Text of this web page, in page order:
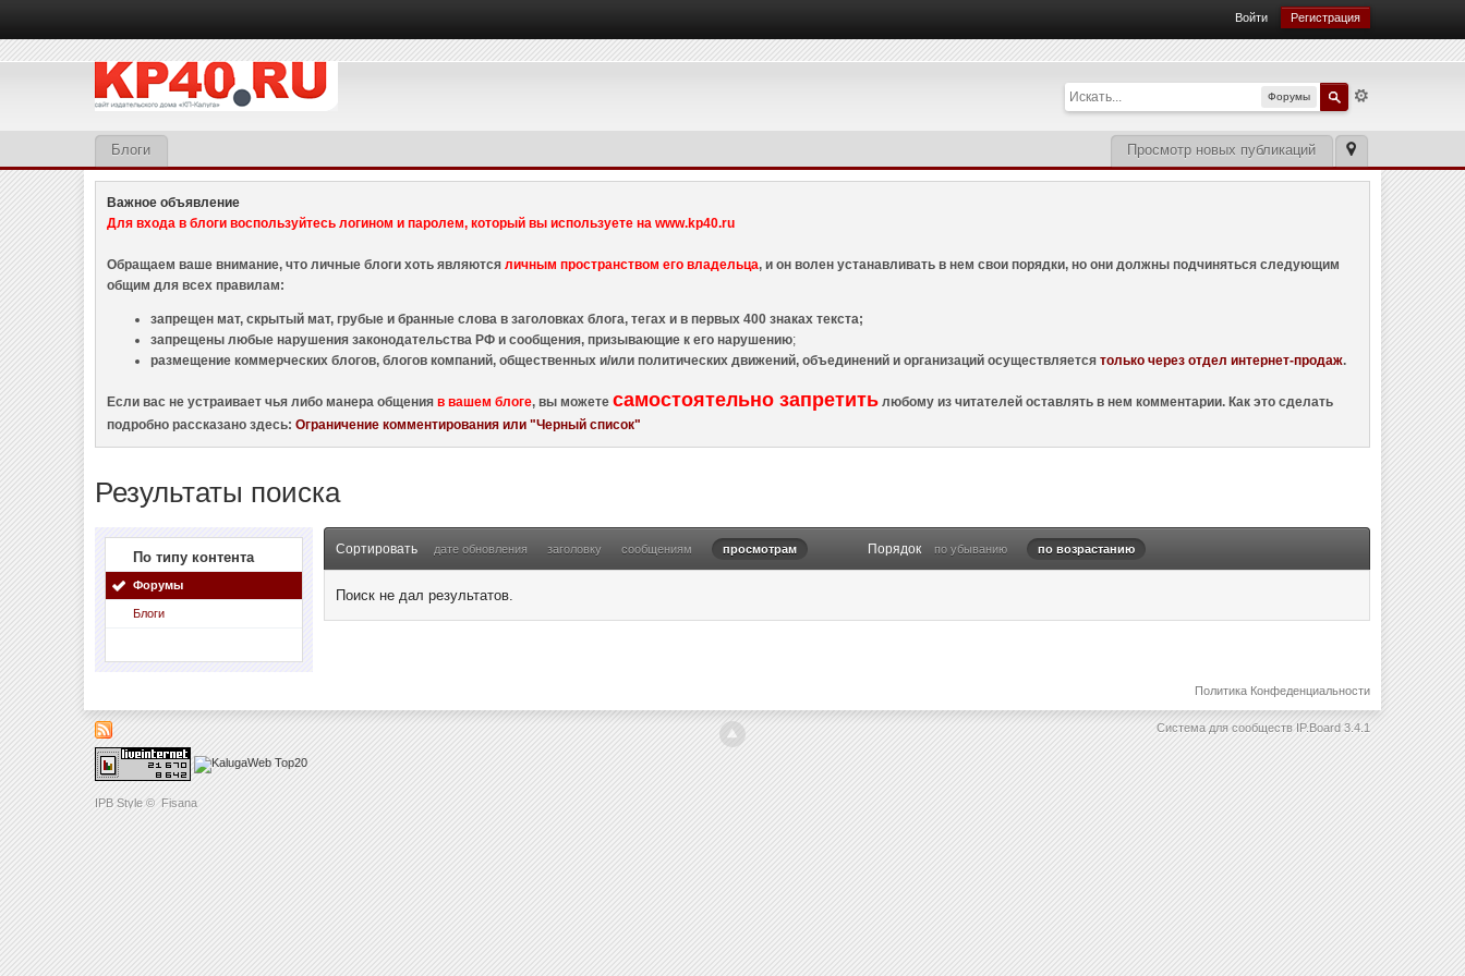
IPB Style © Fisana
Войти Регистрация
Форумы
Просмотр новых публикаций
Блоги
Важное объявление
Для входа в блоги воспользуйтесь логином и паролем, который вы используете на www.kp40.ru
Обращаем ваше внимание, что личные блоги хоть являютсяличным пространством его владельца, и он волен устанавливать в нем свои порядки, но они должны подчиняться следующим
общим для всех правилам:
запрещен мат, скрытый мат, грубые и бранные слова в заголовках блога, тегах и в первых 400 знаках текста;
запрещены любые нарушения законодательства РФ и сообщения, призывающие к его нарушению;
размещение коммерческих блогов, блогов компаний, общественных и/или политических движений, объединений и организаций осуществляетсятолько через отдел интернет-продаж.
Если вас не устраивает чья либо манера общенияв вашем блоге, вы можетесамостоятельно запретить любому из читателей оставлять в нем комментарии. Как это сделать
подробно рассказано здесь:Ограничение комментирования или "Черный список"
Результаты поиска
По типу контента
Форумы
Блоги
Сортировать дате обновления заголовку сообщениям просмотрам Порядок по убыванию по возрастанию
Поиск не дал результатов.
Политика Конфеденциальности
Система для сообществ IP.Board 3.4.1